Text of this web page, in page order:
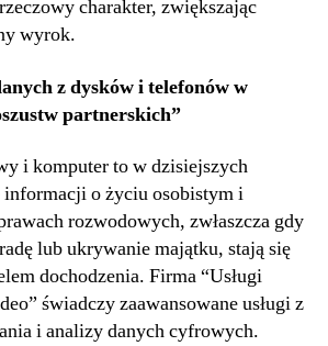
charakter, zwiększając
wyrok.
z dysków i telefonów w
partnerskich”
i komputer to w dzisiejszych
informacji o życiu osobistym i
rozwodowych, zwłaszcza gdy
lub ukrywanie majątku, stają się
dochodzenia. Firma “Usługi
świadczy zaawansowane usługi z
i analizy danych cyfrowych.